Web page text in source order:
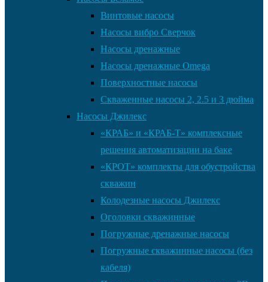
Винтовые насосы
Насосы вибро Сверчок
Насосы дренажные
Насосы дренажные Omega
Поверхностные насосы
Скваженные насосы 2, 2.5 и 3 дюйма
Насосы Джилекс
«КРАБ» и «КРАБ-Т» комплексные
решения автоматизации на баке
«КРОТ» комплекты для обустройства
скважин
Колодезные насосы Джилекс
Оголовки скважинные
Погружные дренажные насосы
Погружные скважинные насосы (без
кабеля)